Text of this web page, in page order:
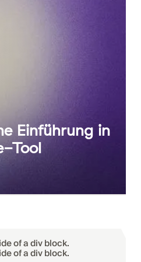
Einführung in
Tool
of a div block.
of a div block.